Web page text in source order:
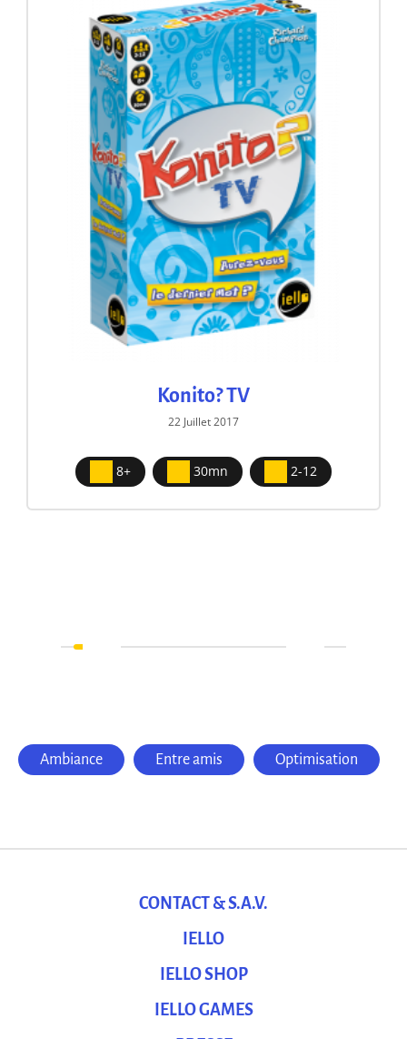
Konito? TV
22 Juillet 2017
8+ 30mn 2-12
Ambiance Entre amis Optimisation
CONTACT & S.A.V.
IELLO
IELLO SHOP
IELLO GAMES